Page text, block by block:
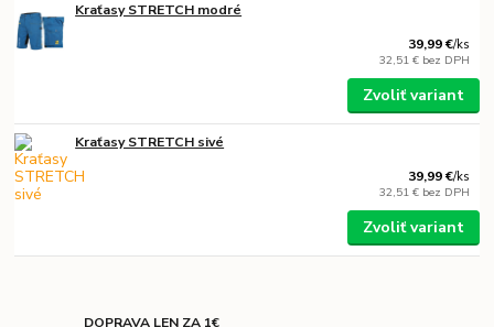
Kraťasy STRETCH modré
39,99 €/ks
32,51 € bez DPH
Zvoliť variant
Kraťasy STRETCH sivé
39,99 €/ks
32,51 € bez DPH
Zvoliť variant
DOPRAVA LEN ZA 1€